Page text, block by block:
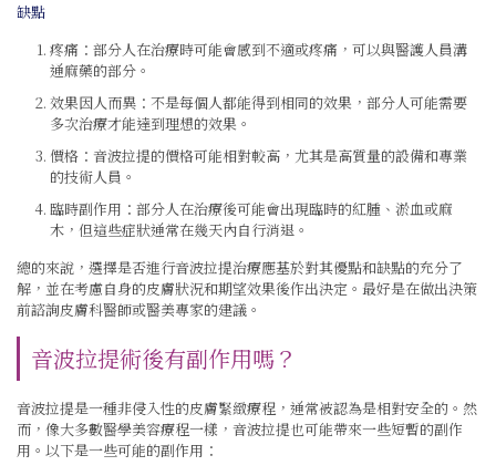
缺點
疼痛：部分人在治療時可能會感到不適或疼痛，可以與醫護人員溝
通麻藥的部分。
效果因人而異：不是每個人都能得到相同的效果，部分人可能需要
多次治療才能達到理想的效果。
價格：音波拉提的價格可能相對較高，尤其是高質量的設備和專業
的技術人員。
臨時副作用：部分人在治療後可能會出現臨時的紅腫、淤血或麻
木，但這些症狀通常在幾天內自行消退。
總的來說，選擇是否進行音波拉提治療應基於對其優點和缺點的充分了
解，並在考慮自身的皮膚狀況和期望效果後作出決定。最好是在做出決策
前諮詢皮膚科醫師或醫美專家的建議。
音波拉提術後有副作用嗎？
音波拉提是一種非侵入性的皮膚緊緻療程，通常被認為是相對安全的。然
而，像大多數醫學美容療程一樣，音波拉提也可能帶來一些短暫的副作
用。以下是一些可能的副作用：